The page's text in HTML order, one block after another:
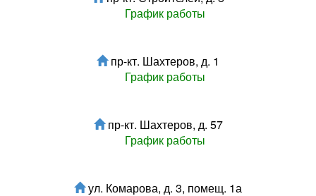
График работы
пр-кт. Шахтеров, д. 1
График работы
пр-кт. Шахтеров, д. 57
График работы
ул. Комарова, д. 3, помещ. 1а